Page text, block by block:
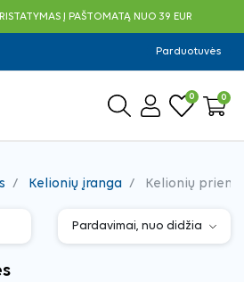
Į PAŠTOMATĄ NUO 39 EUR
Parduotuvės
0 0
Kelionių įranga Kelionių